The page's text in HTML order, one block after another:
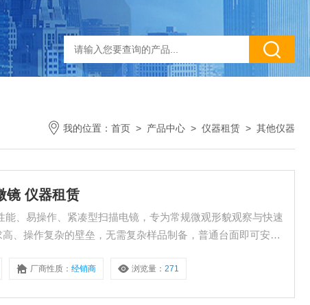
我的位置： 首页 > 产品中心 > 仪器租赁 > 其他仪器
镜 仪器租赁
、易操作、紧凑型扫描电镜，专为常规微观形貌观察与快速
、操作复杂的壁垒，无需复杂样品制备，普通台面即可安
厂商性质：经销商 浏览量：271